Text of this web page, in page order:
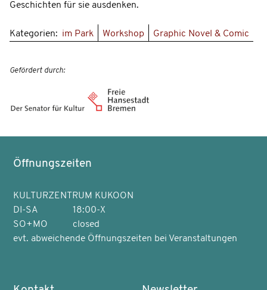
Geschichten für sie ausdenken.
Kategorien: im Park Workshop Graphic Novel & Comic
Gefördert durch:
Öffnungszeiten
KULTURZENTRUM KUKOON
DI-SA
18:00-X
SO+MO
closed
evt. abweichende Öffnungszeiten bei Veranstaltungen